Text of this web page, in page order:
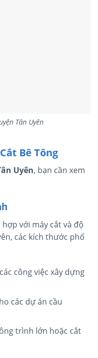
Tân Uyên
Bê Tông
Uyên, bạn cần xem
với máy cắt và độ
các kích thước phổ
công việc xây dựng
các dự án cầu
trình lớn hoặc cắt